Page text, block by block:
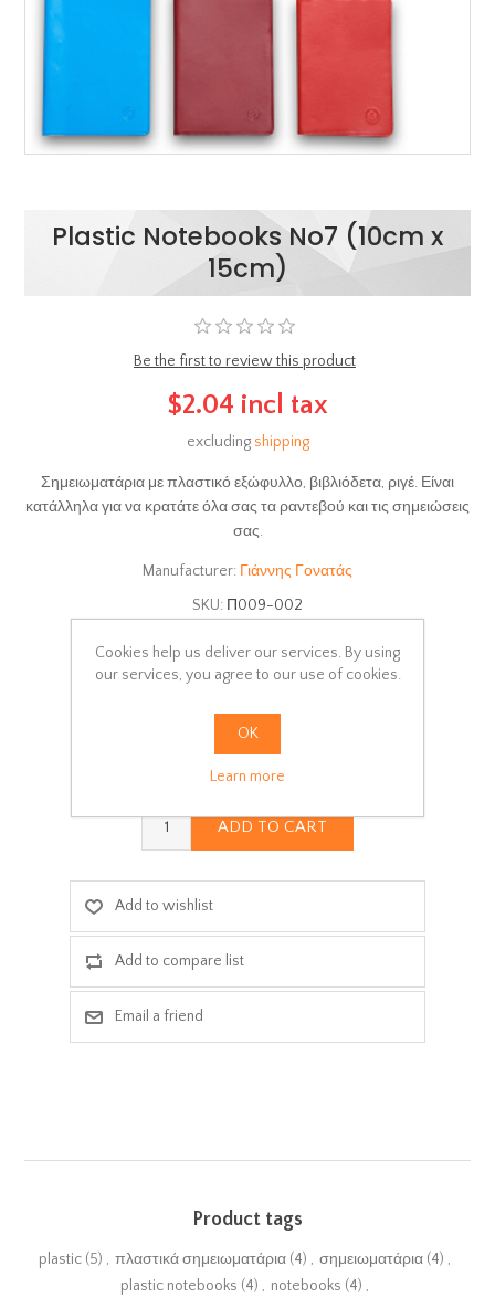
Plastic Notebooks No7 (10cm x
15cm)
Be the first to review this product
$2.04 incl tax
excluding shipping
Σημειωματάρια με πλαστικό εξώφυλλο, βιβλιόδετα, ριγέ. Είναι
κατάλληλα για να κρατάτε όλα σας τα ραντεβού και τις σημειώσεις
σας.
Manufacturer: Γιάννης Γονατάς
SKU: Π009-002
Delivery date:3-5 days
Select:
pages
ADD TO CART
Add to wishlist
Add to compare list
Email a friend
Product tags
plastic (5) , πλαστικά σημειωματάρια (4) , σημειωματάρια (4) ,
plastic notebooks (4) , notebooks (4) ,
Cookies help us deliver our services. By using
our services, you agree to our use of cookies.
OK
Learn more